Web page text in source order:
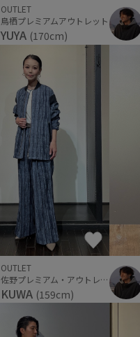
OUTLET
鳥栖プレミアムアウトレット
YUYA (170cm)
OUTLET
佐野プレミアム・アウトレット
KUWA (159cm)